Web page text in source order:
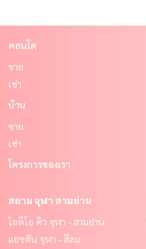
คอนโด
ขาย
เช่า
บ้าน
ขาย
เช่า
โครงการของเรา
สยาม จุฬา สามย่าน
ไอดีโอ คิว จุฬา - สามย่าน
แอชตัน จุฬา - สีลม